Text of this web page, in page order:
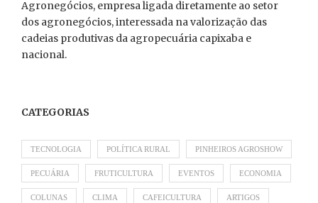
Agronegócios, empresa ligada diretamente ao setor
dos agronegócios, interessada na valorização das
cadeias produtivas da agropecuária capixaba e
nacional.
CATEGORIAS
TECNOLOGIA POLÍTICA RURAL PINHEIROS AGROSHOW
PECUÁRIA FRUTICULTURA EVENTOS ECONOMIA
COLUNAS CLIMA CAFEICULTURA ARTIGOS